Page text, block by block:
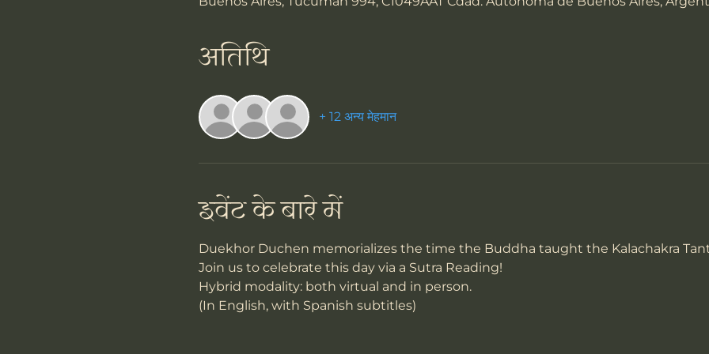
अतिथि
+ 12 अन्य मेहमान
इवेंट के बारे में
Duekhor Duchen memorializes the time the Buddha taught the Kalachakra
Join us to celebrate this day via a Sutra Reading!
Hybrid modality: both virtual and in person.
(In English, with Spanish subtitles)